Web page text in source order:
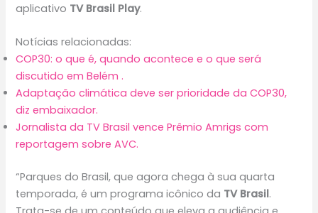
aplicativo TV Brasil Play.
Notícias relacionadas:
COP30: o que é, quando acontece e o que será
discutido em Belém .
Adaptação climática deve ser prioridade da COP30,
diz embaixador.
Jornalista da TV Brasil vence Prêmio Amrigs com
reportagem sobre AVC.
“Parques do Brasil, que agora chega à sua quarta
temporada, é um programa icônico da TV Brasil.